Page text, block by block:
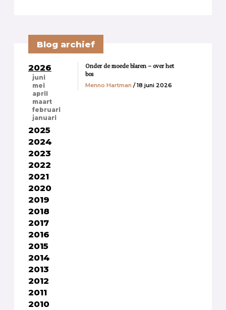
Blog archief
2026
juni
mei
april
maart
februari
januari
2025
2024
2023
2022
2021
2020
2019
2018
2017
2016
2015
2014
2013
2012
2011
2010
Onder de moede blaren – over het
bos
Menno Hartman / 18 juni 2026